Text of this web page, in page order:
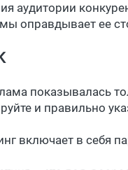
аудитории
оправдывает ее
показывалась
и правильно
включает в себя